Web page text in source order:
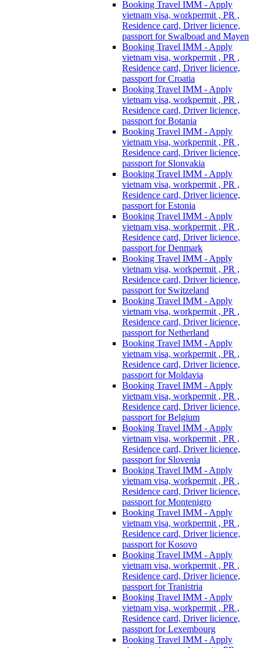
Booking Travel IMM - Apply
vietnam visa, workpermit , PR ,
Residence card, Driver licience,
passport for Swalboad and Mayen
Booking Travel IMM - Apply
vietnam visa, workpermit , PR ,
Residence card, Driver licience,
passport for Croatia
Booking Travel IMM - Apply
vietnam visa, workpermit , PR ,
Residence card, Driver licience,
passport for Botania
Booking Travel IMM - Apply
vietnam visa, workpermit , PR ,
Residence card, Driver licience,
passport for Slonvakia
Booking Travel IMM - Apply
vietnam visa, workpermit , PR ,
Residence card, Driver licience,
passport for Estonia
Booking Travel IMM - Apply
vietnam visa, workpermit , PR ,
Residence card, Driver licience,
passport for Denmark
Booking Travel IMM - Apply
vietnam visa, workpermit , PR ,
Residence card, Driver licience,
passport for Switzeland
Booking Travel IMM - Apply
vietnam visa, workpermit , PR ,
Residence card, Driver licience,
passport for Netherland
Booking Travel IMM - Apply
vietnam visa, workpermit , PR ,
Residence card, Driver licience,
passport for Moldavia
Booking Travel IMM - Apply
vietnam visa, workpermit , PR ,
Residence card, Driver licience,
passport for Belgium
Booking Travel IMM - Apply
vietnam visa, workpermit , PR ,
Residence card, Driver licience,
passport for Slovenia
Booking Travel IMM - Apply
vietnam visa, workpermit , PR ,
Residence card, Driver licience,
passport for Montenigro
Booking Travel IMM - Apply
vietnam visa, workpermit , PR ,
Residence card, Driver licience,
passport for Kosovo
Booking Travel IMM - Apply
vietnam visa, workpermit , PR ,
Residence card, Driver licience,
passport for Tranistria
Booking Travel IMM - Apply
vietnam visa, workpermit , PR ,
Residence card, Driver licience,
passport for Lexembourg
Booking Travel IMM - Apply